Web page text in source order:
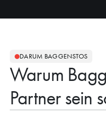
DARUM BAGGENSTOS
Warum
Partner sein